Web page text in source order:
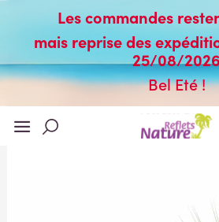
Les commandes
mais reprise des
25/08/
Bel Eté !